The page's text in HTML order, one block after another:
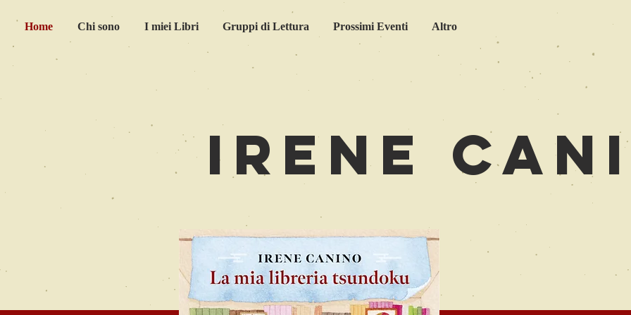
Home Chi sono I miei Libri Gruppi di Lettura Prossimi Eventi Altro
Irene